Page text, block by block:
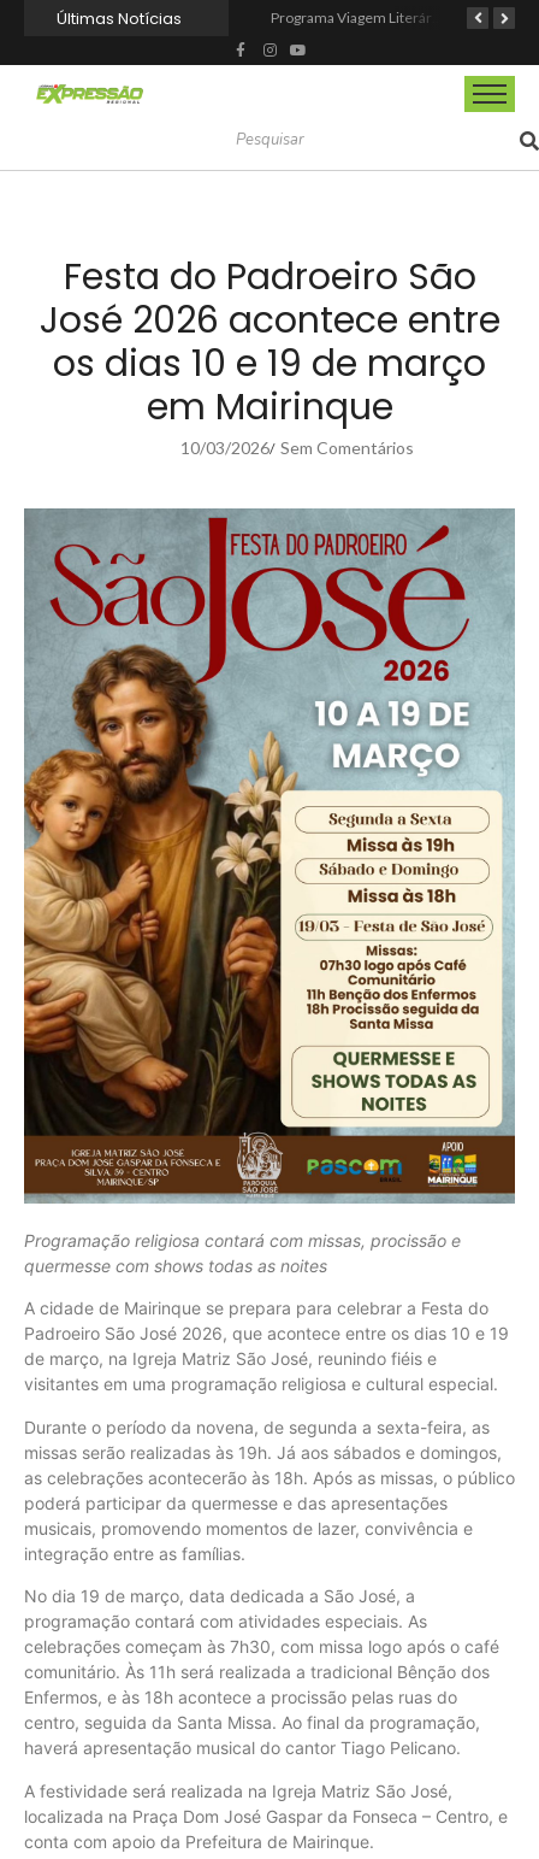
Últimas Notícias
Festa do Padroeiro São
José 2026 acontece entre
os dias 10 e 19 de março
em Mairinque
10/03/2026/ Sem Comentários
Programação religiosa contará com missas, procissão e
quermesse com shows todas as noites
A cidade de Mairinque se prepara para celebrar a Festa do
Padroeiro São José 2026, que acontece entre os dias 10 e 19
de março, na Igreja Matriz São José, reunindo fiéis e
visitantes em uma programação religiosa e cultural especial.
Durante o período da novena, de segunda a sexta-feira, as
missas serão realizadas às 19h. Já aos sábados e domingos,
as celebrações acontecerão às 18h. Após as missas, o público
poderá participar da quermesse e das apresentações
musicais, promovendo momentos de lazer, convivência e
integração entre as famílias.
No dia 19 de março, data dedicada a São José, a
programação contará com atividades especiais. As
celebrações começam às 7h30, com missa logo após o café
comunitário. Às 11h será realizada a tradicional Bênção dos
Enfermos, e às 18h acontece a procissão pelas ruas do
centro, seguida da Santa Missa. Ao final da programação,
haverá apresentação musical do cantor Tiago Pelicano.
A festividade será realizada na Igreja Matriz São José,
localizada na Praça Dom José Gaspar da Fonseca – Centro, e
conta com apoio da Prefeitura de Mairinque.